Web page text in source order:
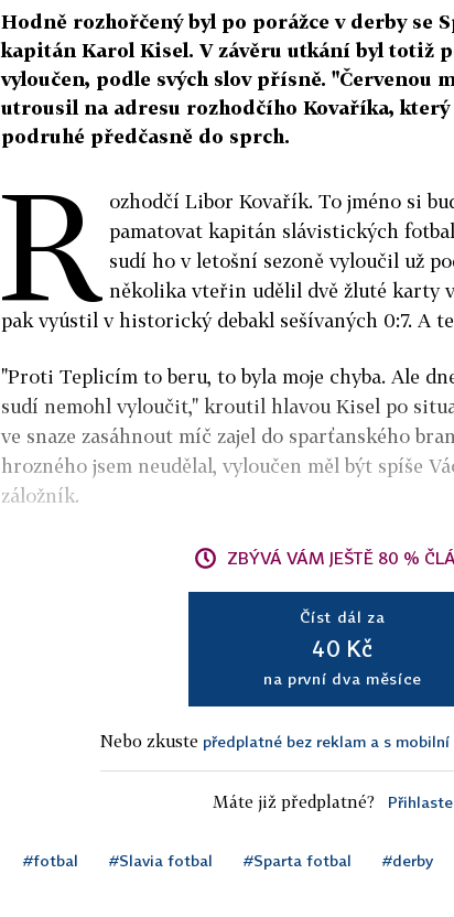
Hodně rozhořčený byl po porážce v derby se
kapitán Karol Kisel. V závěru utkání byl totiž
vyloučen, podle svých slov přísně. "Červenou
utrousil na adresu rozhodčího Kovaříka, který
podruhé předčasně do sprch.
R ozhodčí Libor Kovařík. To jméno si
pamatovat kapitán slávistických
sudí ho v letošní sezoně vyloučil už
několika vteřin udělil dvě žluté karty
pak vyústil v historický debakl sešívaných 0:7. A
"Proti Teplicím to beru, to byla moje chyba. Ale
sudí nemohl vyloučit," kroutil hlavou Kisel po
ve snaze zasáhnout míč zajel do sparťanského
hrozného jsem neudělal, vyloučen měl být spíše
záložník.
ZBÝVÁ VÁM JEŠTĚ 80 %
Číst dál za
40 Kč
na první dva měsíce
Nebo zkuste předplatné bez reklam a s
Máte již předplatné?
#fotbal #Slavia fotbal #Sparta fotbal #derby